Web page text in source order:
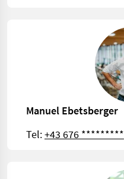
Manuel Ebetsberger
Tel:+43 676 *********